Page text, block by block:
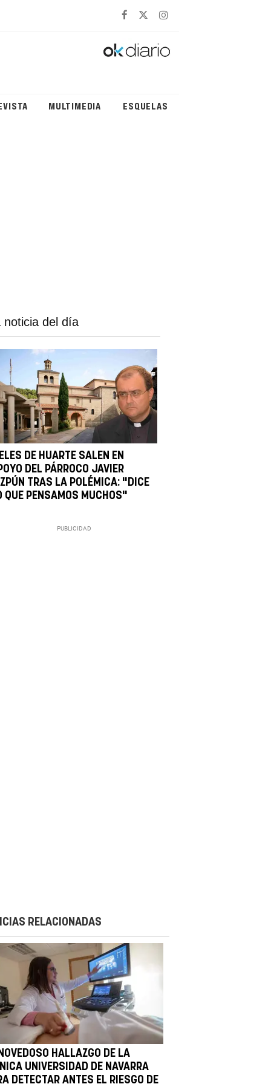
MULTIMEDIA ESQUELAS
noticia del día
DE HUARTE SALEN EN
DEL PÁRROCO JAVIER
TRAS LA POLÉMICA: "DICE
QUE PENSAMOS MUCHOS"
RELACIONADAS
HALLAZGO DE LA
UNIVERSIDAD DE NAVARRA
DETECTAR ANTES EL RIESGO DE